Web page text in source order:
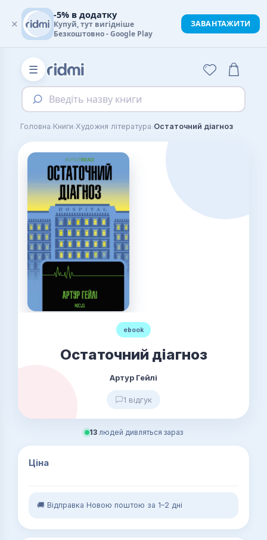
☰
Введіть назву книги
Головна›Книги›Художня література›Остаточний діагноз
ebook
Остаточний діагноз
Артур Гейлі
1 відгук
13людей дивляться зараз
Ціна
🚚 Відправка Новою поштою за 1–2 дні
×
-5% в додатку
Купуй, тут вигідніше
Безкоштовно - Google Play
ЗАВАНТАЖИТИ